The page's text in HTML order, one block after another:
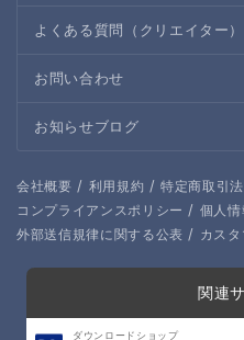
よくある質問（クリエイター）
お問い合わせ
お知らせブログ
会社概要 / 利用規約 / 特定商取引
コンプライアンスポリシー / 個人
外部送信規律に関する公表 / カス
関連
ダウンロードショップ